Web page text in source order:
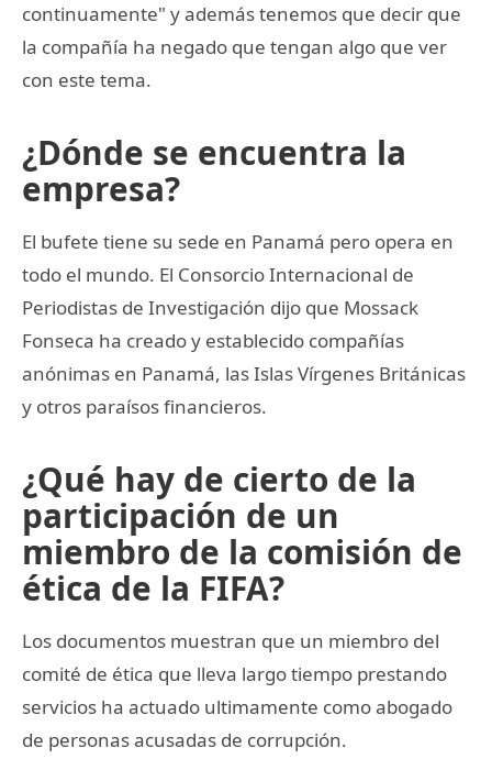
continuamente" y además tenemos que decir que
la compañía ha negado que tengan algo que ver
con este tema.
¿Dónde se encuentra la
empresa?
El bufete tiene su sede en Panamá pero opera en
todo el mundo. El Consorcio Internacional de
Periodistas de Investigación dijo que Mossack
Fonseca ha creado y establecido compañías
anónimas en Panamá, las Islas Vírgenes Británicas
y otros paraísos financieros.
¿Qué hay de cierto de la
participación de un
miembro de la comisión de
ética de la FIFA?
Los documentos muestran que un miembro del
comité de ética que lleva largo tiempo prestando
servicios ha actuado ultimamente como abogado
de personas acusadas de corrupción.